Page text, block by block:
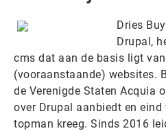
Dries
Drupal,
cms dat aan de basis ligt
(vooraanstaande) websites.
de Verenigde Staten Acquia
over Drupal aanbiedt en
topman kreeg. Sinds 2016